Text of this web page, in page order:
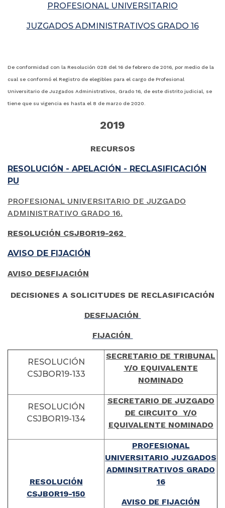
PROFESIONAL UNIVERSITARIO
JUZGADOS ADMINISTRATIVOS GRADO 16
De conformidad con la Resolución 028 del 16 de febrero de 2016, por medio de la
cual se conformó el Registro de elegibles para el cargo de Profesional
Universitario de Juzgados Administrativos, Grado 16, de este distrito judicial, se
tiene que su vigencia es hasta el 8 de marzo de 2020.
2019
RECURSOS
RESOLUCIÓN - APELACIÓN - RECLASIFICACIÓN
PU
PROFESIONAL UNIVERSITARIO DE JUZGADO
ADMINISTRATIVO GRADO 16.
RESOLUCIÓN CSJBOR19-262
AVISO DE FIJACIÓN
AVISO DESFIJACIÓN
DECISIONES A SOLICITUDES DE RECLASIFICACIÓN
DESFIJACIÓN
FIJACIÓN
RESOLUCIÓN
CSJBOR19-133
SECRETARIO DE TRIBUNAL
Y/O EQUIVALENTE
NOMINADO
RESOLUCIÓN
CSJBOR19-134
SECRETARIO DE JUZGADO
DE CIRCUITO Y/O
EQUIVALENTE NOMINADO
RESOLUCIÓN
CSJBOR19-150
PROFESIONAL
UNIVERSITARIO JUZGADOS
ADMINSITRATIVOS GRADO
16
AVISO DE FIJACIÓN